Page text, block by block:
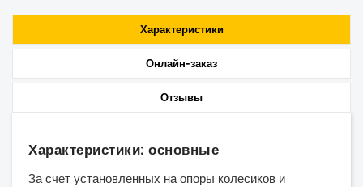
Характеристики
Онлайн-заказ
Отзывы
Характеристики: основные
За счет установленных на опоры колесиков и